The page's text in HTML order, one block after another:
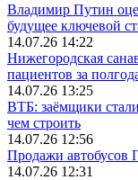
Владимир Путин
будущее ключевой
14.07.26 14:22
Нижегородская
пациентов за
14.07.26 13:25
ВТБ: заёмщики
чем строить
14.07.26 12:56
Продажи автобусов
14.07.26 12:31